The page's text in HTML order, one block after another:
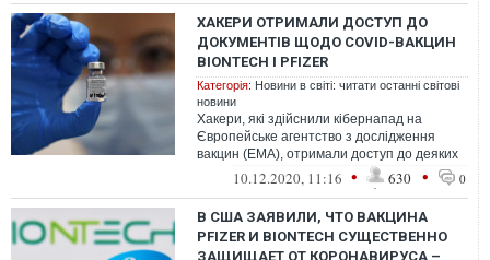
ХАКЕРИ ОТРИМАЛИ ДОСТУП ДО
ДОКУМЕНТІВ ЩОДО COVID-ВАКЦИН
BIONTECH І PFIZER
Категорія: Новини в світі: читати останні світові
новини
Хакери, які здійснили кібернапад на
Європейське агентство з дослідження
вакцин (EMA), отримали доступ до деяких
документів по вакцині від коронавірусу...
10.12.2020, 11:16 • 630 • 0
В США ЗАЯВИЛИ, ЧТО ВАКЦИНА
PFIZER И BIONTECH СУЩЕСТВЕННО
ЗАЩИЩАЕТ ОТ КОРОНАВИРУСА –